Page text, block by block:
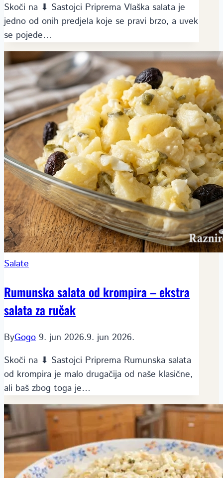
Skoči na ⬇ Sastojci Priprema Vlaška salata je
jedno od onih predjela koje se pravi brzo, a uvek
se pojede…
Salate
Rumunska salata od krompira – ekstra
salata za ručak
ByGogo 9. jun 2026.9. jun 2026.
Skoči na ⬇ Sastojci Priprema Rumunska salata
od krompira je malo drugačija od naše klasične,
ali baš zbog toga je…